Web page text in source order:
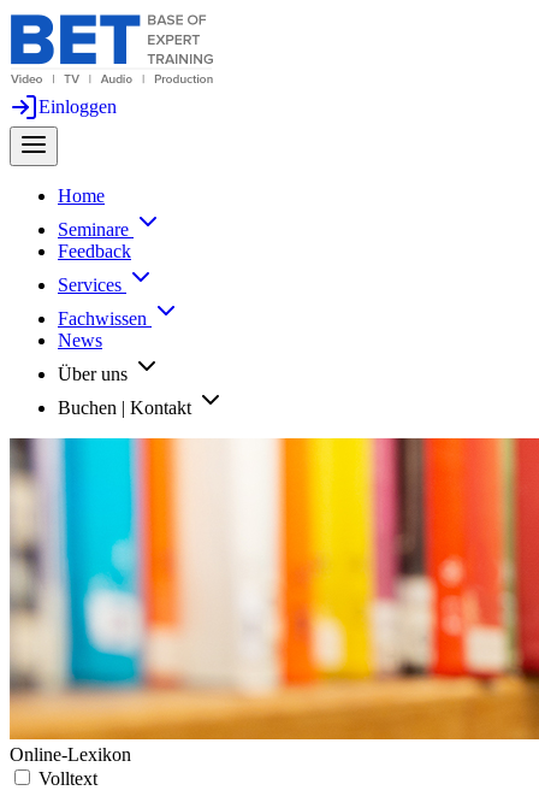
Einloggen
Home
Seminare
Feedback
Services
Fachwissen
News
Über uns
Buchen | Kontakt
Online-Lexikon
Volltext